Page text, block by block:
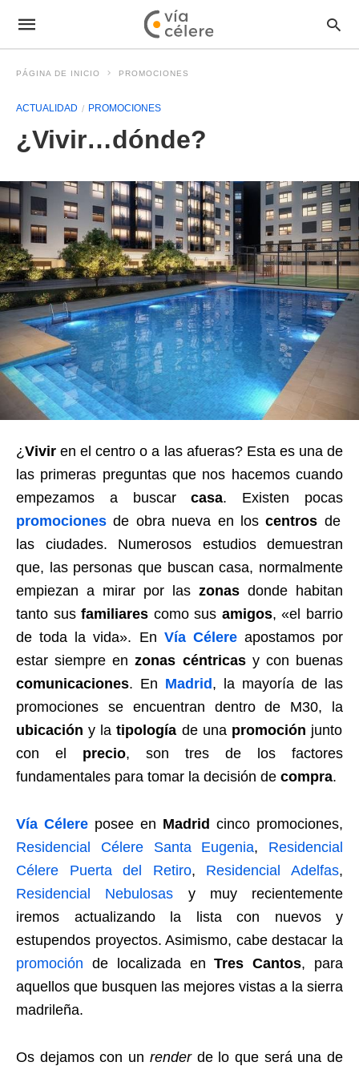
PÁGINA DE INICIO PROMOCIONES
ACTUALIDAD PROMOCIONES
¿Vivir…dónde?
¿ Viviren el centro o a las afueras? Esta es una de
las primeras preguntas que nos hacemos cuando
empezamos a buscarcasa. Existen pocas
promociones de obra nueva en loscentros de
las ciudades. Numerosos estudios demuestran
que, las personas que buscan casa, normalmente
empiezan a mirar por las zonas donde habitan
tanto susfamiliares como sus amigos, «el barrio
de toda la vida». En Vía Célere apostamos por
estar siempre enzonas céntricas y con buenas
comunicaciones. En Madrid, la mayoría de las
promociones se encuentran dentro de M30, la
ubicación y latipología de una promoción junto
con el precio, son tres de los factores
fundamentales para tomar la decisión de compra.
Vía Célere posee en Madrid cinco promociones,
Residencial Célere Santa Eugenia, Residencial
Célere Puerta del Retiro, Residencial Adelfas,
Residencial Nebulosas y muy recientemente
iremos actualizando la lista con nuevos y
estupendos proyectos. Asimismo, cabe destacar la
promoción de localizada enTres Cantos, para
aquellos que busquen las mejores vistas a la sierra
madrileña.
Os dejamos con un render de lo que será una de